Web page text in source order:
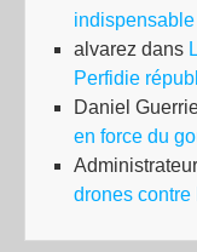
alvarez dans
Perfidie
Daniel
en force du
Administrateur
drones